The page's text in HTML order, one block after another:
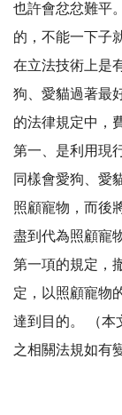
也許會忿忿難平
的，不能一下子
在立法技術上是
狗、愛貓過著最
的法律規定中，
第一、是利用現
同樣會愛狗、愛
照顧寵物，而後
盡到代為照顧寵
第一項的規定，
定，以照顧寵物
達到目的。 （本
之相關法規如有